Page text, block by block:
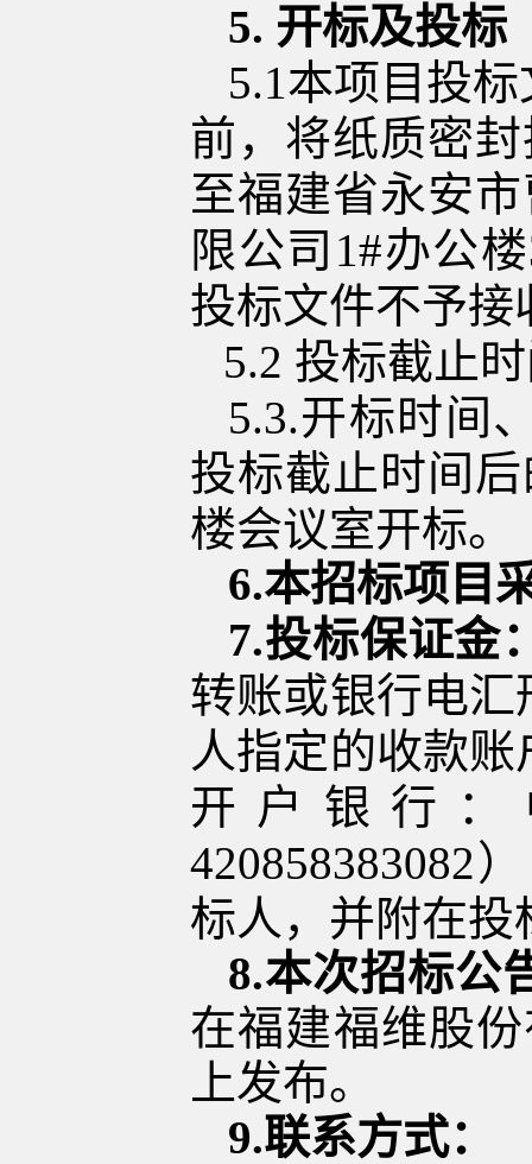
5. 开标及投标
5.1本项目投
前，将纸质密封
至福建省永安
限公司 1#办公楼
投标文件不予接
5.2 投标截止
5.3.开标时间
投标截止时间
楼会议室开标。
6.本招标项目
7.投标保证金
转账或银行电汇
人指定的收款账
开户银行
420858383082）
标人，并附在投
8.本次招标公
在福建福维股
上发布。
9.联系方式：